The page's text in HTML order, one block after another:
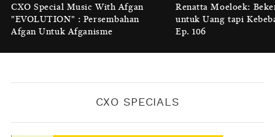
Luruhnya Daun Terakhir: Kala
'Benteng Alam' yang Tak Lagi Bisa
Melindungi
BYKONTRIBUTOR CXO MEDIA
CXO Special Music With Afgan
"EVOLUTION" : Persembahan
Afgan Untuk Afganisme
Renatta Moeloek:
untuk Uang tapi
Ep. 106
CXO SPECIALS